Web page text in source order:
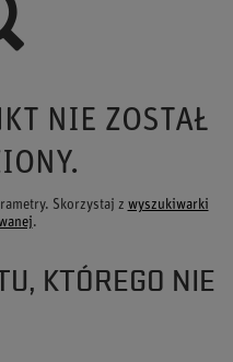
NIE ZOSTAŁ
Skorzystaj z wyszukiwarki
.
KTÓREGO NIE